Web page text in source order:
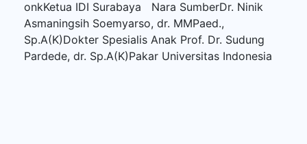
onkKetua IDI Surabaya Nara SumberDr. Ninik
Asmaningsih Soemyarso, dr. MMPaed.,
Sp.A(K)Dokter Spesialis Anak Prof. Dr. Sudung
Pardede, dr. Sp.A(K)Pakar Universitas Indonesia